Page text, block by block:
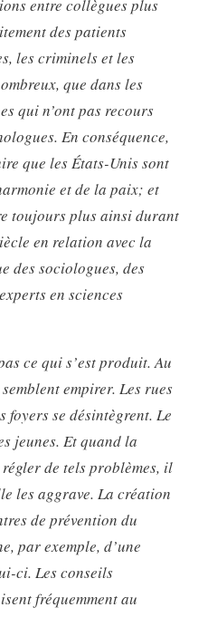
entre collègues plus
des patients
les criminels et les
que dans les
qui n’ont pas recours
En conséquence,
que les États-Unis sont
et de la paix; et
toujours plus ainsi durant
en relation avec la
des sociologues, des
en sciences
ce qui s’est produit. Au
empirer. Les rues
foyers se désintègrent. Le
jeunes. Et quand la
de tels problèmes, il
les aggrave. La création
de prévention du
par exemple, d’une
ci. Les conseils
fréquemment au